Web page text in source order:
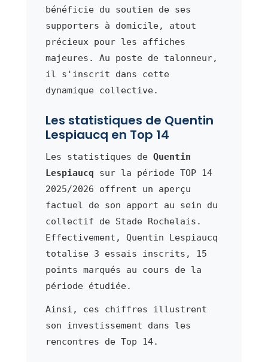
bénéficie du soutien de ses
supporters à domicile, atout
précieux pour les affiches
majeures. Au poste de talonneur,
il s'inscrit dans cette
dynamique collective.
Les statistiques de Quentin
Lespiaucq en Top 14
Les statistiques de Quentin
Lespiaucq sur la période TOP 14
2025/2026 offrent un aperçu
factuel de son apport au sein du
collectif de Stade Rochelais.
Effectivement, Quentin Lespiaucq
totalise 3 essais inscrits, 15
points marqués au cours de la
période étudiée.
Ainsi, ces chiffres illustrent
son investissement dans les
rencontres de Top 14.